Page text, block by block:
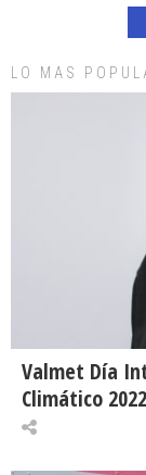
LO MAS
Valmet Día
Climático 2022